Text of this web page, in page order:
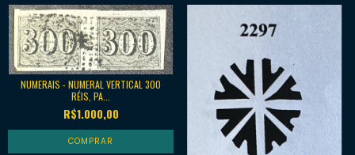
NUMERAIS - NUMERAL VERTICAL 300
RÉIS, PA...
R$1.000,00